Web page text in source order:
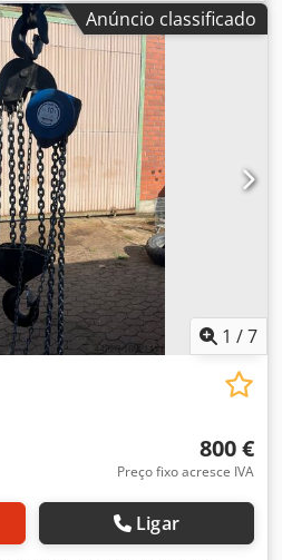
Crjdpfx Aszmwncodwjf
Anúncio classificado
1 /7
800 €
Preço fixo acresce IVA
Ligar